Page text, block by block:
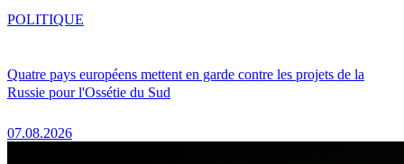
Quatre pays européens mettent en garde contre les projets de la
Russie pour l'Ossétie du Sud
07.08.2026
POLITIQUE